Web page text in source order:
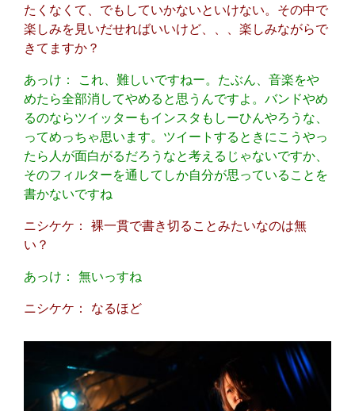
たくなくて、でもしていかないといけない。その中で
楽しみを見いだせればいいけど、、、楽しみながらで
きてますか？
あっけ： これ、難しいですねー。たぶん、音楽をや
めたら全部消してやめると思うんですよ。バンドやめ
るのならツイッターもインスタもしーひんやろうな、
ってめっちゃ思います。ツイートするときにこうやっ
たら人が面白がるだろうなと考えるじゃないですか、
そのフィルターを通してしか自分が思っていることを
書かないですね
ニシケケ： 裸一貫で書き切ることみたいなのは無
い？
あっけ： 無いっすね
ニシケケ： なるほど